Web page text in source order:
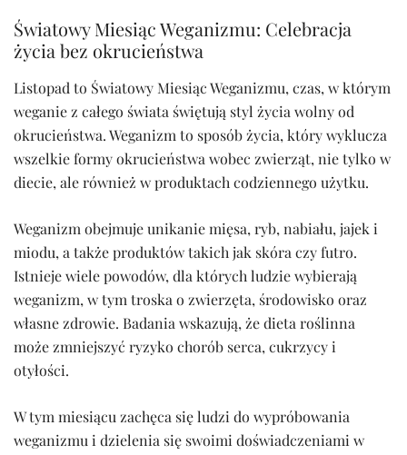
Światowy Miesiąc Weganizmu: Celebracja
życia bez okrucieństwa
Listopad to Światowy Miesiąc Weganizmu, czas, w którym
weganie z całego świata świętują styl życia wolny od
okrucieństwa. Weganizm to sposób życia, który wyklucza
wszelkie formy okrucieństwa wobec zwierząt, nie tylko w
diecie, ale również w produktach codziennego użytku.
Weganizm obejmuje unikanie mięsa, ryb, nabiału, jajek i
miodu, a także produktów takich jak skóra czy futro.
Istnieje wiele powodów, dla których ludzie wybierają
weganizm, w tym troska o zwierzęta, środowisko oraz
własne zdrowie. Badania wskazują, że dieta roślinna
może zmniejszyć ryzyko chorób serca, cukrzycy i
otyłości.
W tym miesiącu zachęca się ludzi do wypróbowania
weganizmu i dzielenia się swoimi doświadczeniami w